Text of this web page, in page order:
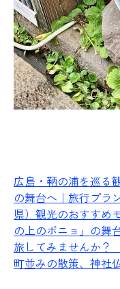
広島・鞆の浦を巡る
の舞台へ｜旅行プラ
県）観光のおすすめ
の上のポニョ」の舞
旅してみませんか？
町並みの散策、神社